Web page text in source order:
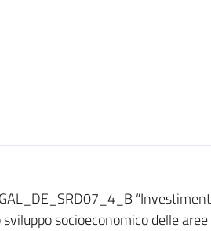
socioeconomico delle aree